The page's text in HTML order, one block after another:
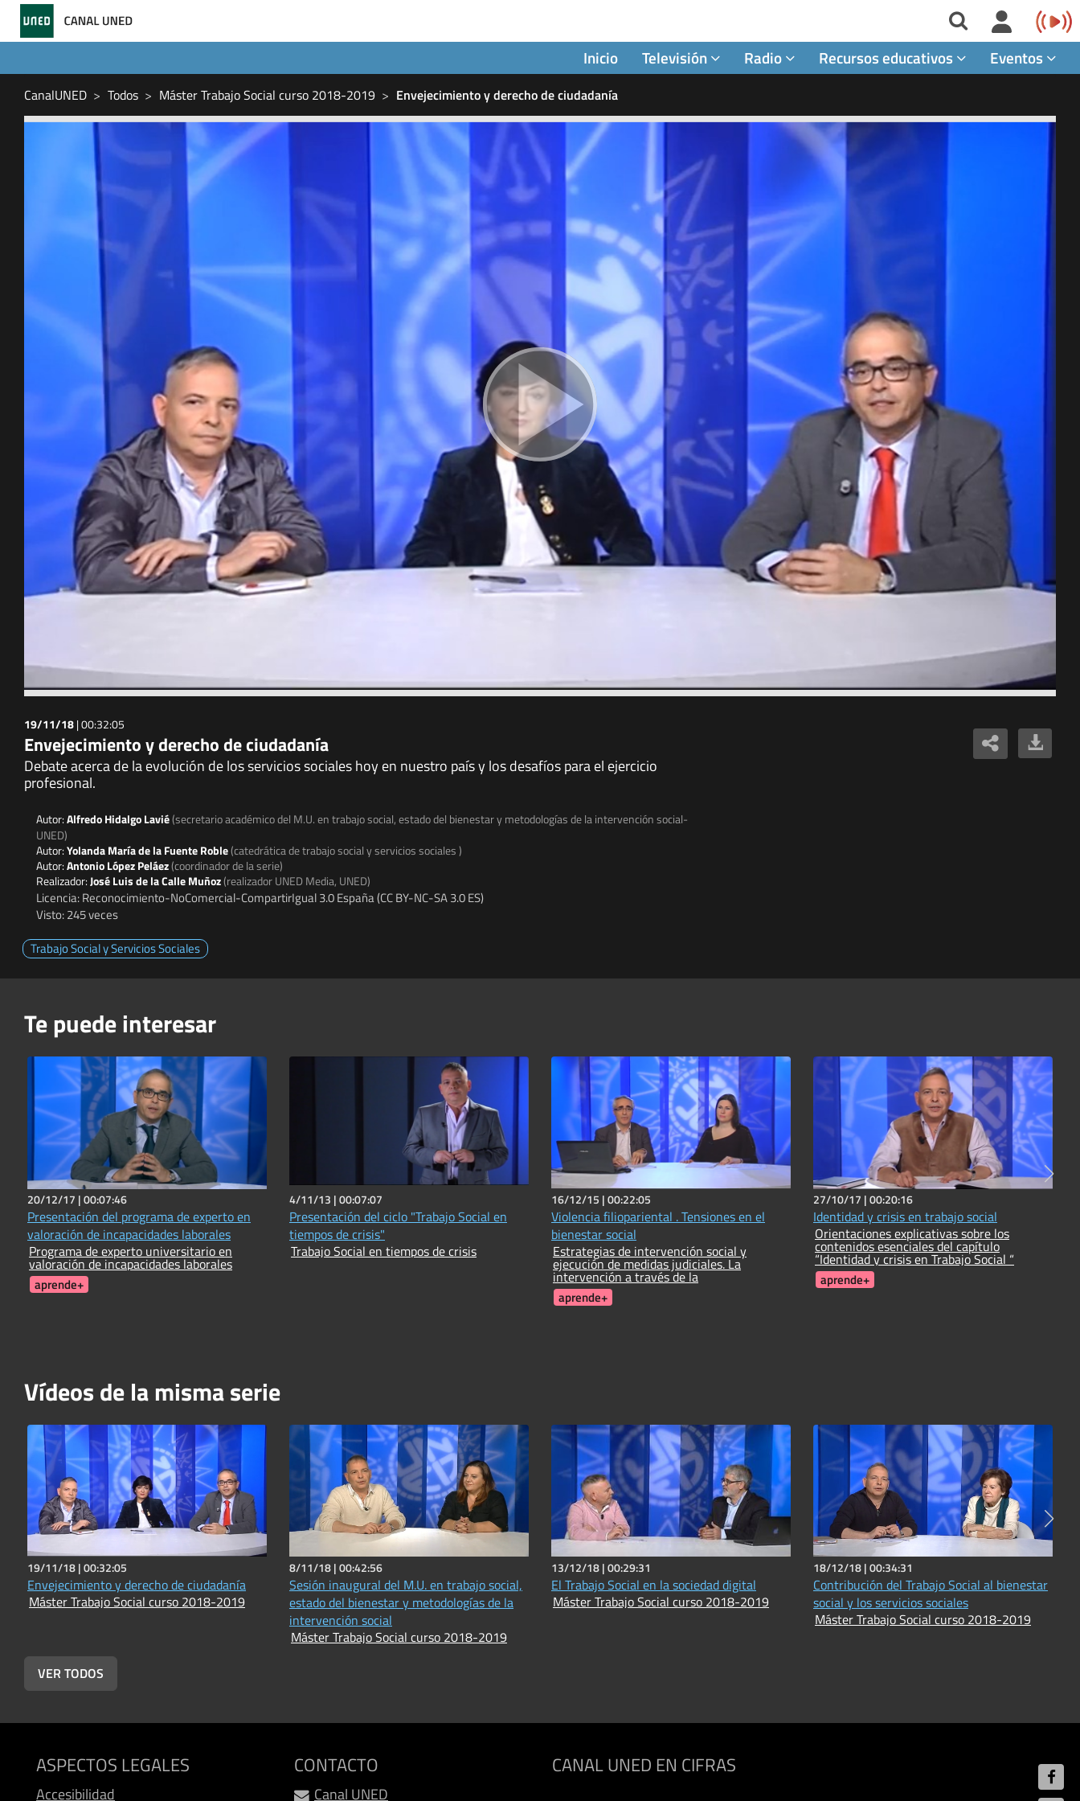
Inicio Televisión Radio Recursos educativos Eventos
CanalUNED Todos Máster Trabajo Social curso 2018-2019 Envejecimiento y derecho de ciudadanía
19/11/18|00:32:05
Envejecimiento y derecho de ciudadanía
Debate acerca de la evolución de los servicios sociales hoy en nuestro país y los desafíos para el ejercicio
profesional.
Autor:Alfredo Hidalgo Lavié(secretario académico del M.U. en trabajo social, estado del bienestar y metodologías de la intervención social-
UNED)
Autor:Yolanda María de la Fuente Roble(catedrática de trabajo social y servicios sociales )
Autor:Antonio López Peláez(coordinador de la serie)
Realizador:José Luis de la Calle Muñoz(realizador UNED Media, UNED)
Licencia: Reconocimiento-NoComercial-CompartirIgual 3.0 España (CC BY-NC-SA 3.0 ES)
Visto: 245 veces
Trabajo Social y Servicios Sociales
Te puede interesar
20/12/17 |00:07:46
Presentación del programa de experto en
valoración de incapacidades laborales
Programa de experto universitario en
valoración de incapacidades laborales
aprende+
4/11/13 |00:07:07
Presentación del ciclo "Trabajo Social en
tiempos de crisis"
Trabajo Social en tiempos de crisis
16/12/15 |00:22:05
Violencia filiopariental . Tensiones en el
bienestar social
Estrategias de intervención social y
ejecución de medidas judiciales. La
intervención a través de la
aprende+
27/10/17 |00:20:16
Identidad y crisis en trabajo social
Orientaciones explicativas sobre los
contenidos esenciales del capítulo
“Identidad y crisis en Trabajo Social “
aprende+
Vídeos de la misma serie
19/11/18 |00:32:05
Envejecimiento y derecho de ciudadanía
Máster Trabajo Social curso 2018-2019
8/11/18 |00:42:56
Sesión inaugural del M.U. en trabajo social,
estado del bienestar y metodologías de la
intervención social
Máster Trabajo Social curso 2018-2019
13/12/18 |00:29:31
El Trabajo Social en la sociedad digital
Máster Trabajo Social curso 2018-2019
18/12/18 |00:34:31
Contribución del Trabajo Social al bienestar
social y los servicios sociales
Máster Trabajo Social curso 2018-2019
VER TODOS
ASPECTOS LEGALES
Accesibilidad
CONTACTO
Canal UNED
CANAL UNED EN CIFRAS